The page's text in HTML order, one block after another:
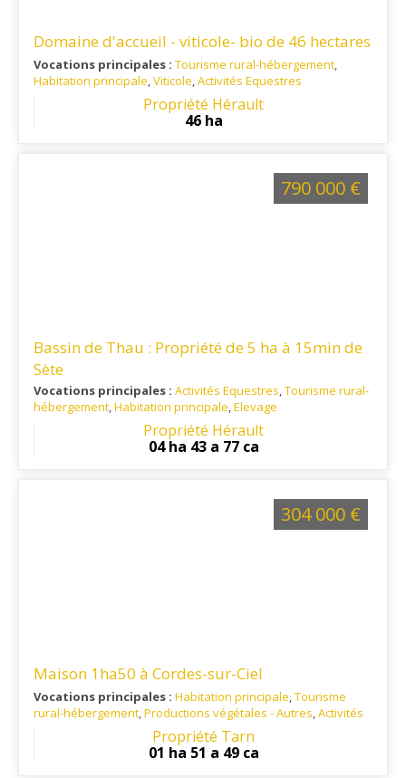
Domaine d'accueil - viticole- bio de 46 hectares
Vocations principales : Tourisme rural-hébergement,
Habitation principale,Viticole,Activités Equestres
: Triangle Narbonne - Béziers - Carcassonne
Propriété Hérault
46 ha
Bassin de Thau : Propriété de 5 ha à 15min de
Sète
Vocations principales : Activités Equestres,Tourisme rural-
hébergement,Habitation principale,Elevage
: Entre Montpellier, Pézenas et Sète
Propriété Hérault
04 ha 43 a 77 ca
790 000 €
Maison 1ha50 à Cordes-sur-Ciel
Vocations principales : Habitation principale,Tourisme
rural-hébergement,Productions végétales - Autres,Activités
: Proche de Cordes-sur-ciel, Saint-Antonin-
Propriété Tarn
01 ha 51 a 49 ca
304 000 €